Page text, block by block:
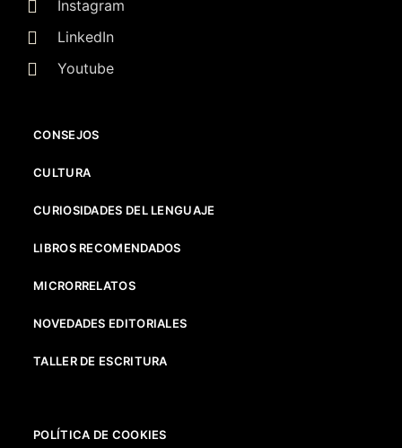
Instagram
LinkedIn
Youtube
CONSEJOS
CULTURA
CURIOSIDADES DEL LENGUAJE
LIBROS RECOMENDADOS
MICRORRELATOS
NOVEDADES EDITORIALES
TALLER DE ESCRITURA
POLÍTICA DE COOKIES